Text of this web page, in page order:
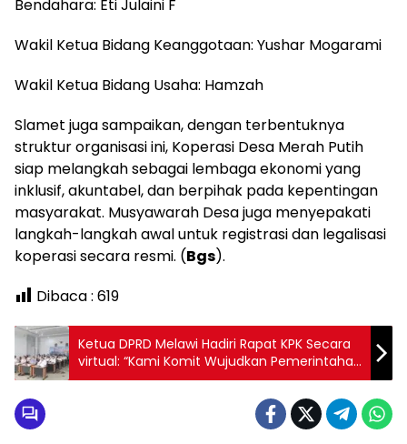
Bendahara: Eti Julaini F
Wakil Ketua Bidang Keanggotaan: Yushar Mogarami
Wakil Ketua Bidang Usaha: Hamzah
Slamet juga sampaikan, dengan terbentuknya
struktur organisasi ini, Koperasi Desa Merah Putih
siap melangkah sebagai lembaga ekonomi yang
inklusif, akuntabel, dan berpihak pada kepentingan
masyarakat. Musyawarah Desa juga menyepakati
langkah-langkah awal untuk registrasi dan legalisasi
koperasi secara resmi. (Bgs).
Dibaca : 619
Ketua DPRD Melawi Hadiri Rapat KPK Secara
virtual: “Kami Komit Wujudkan Pemerintahan
Berintegritas